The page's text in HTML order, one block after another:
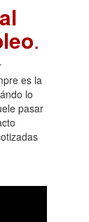
.
es la
lo
pasar